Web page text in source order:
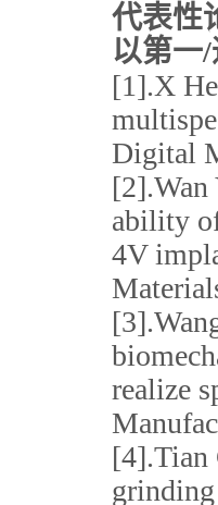
代表性
以第一
[1].X He
Digital
[2].Wan
ability
4V
[3].
realize
[4].Tian